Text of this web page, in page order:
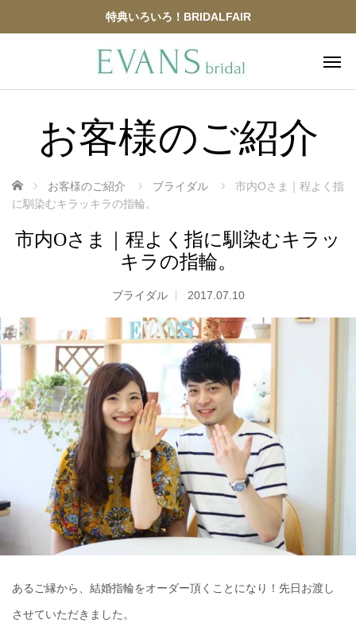
特典いろいろ！BRIDALFAIR
お客様のご紹介
ホーム お客様のご紹介 ブライダル
市内Oさま｜程よく指
に馴染むキラッキラの指輪。
市内Oさま｜程よく指に馴染むキラッ
キラの指輪。
ブライダル 2017.07.10
あるご縁から、結婚指輪をオーダー頂くことになり！先日お渡し
させていただきました。